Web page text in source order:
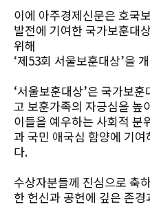
이에 아주경제신문은 호국
발전에 기여한 국가보훈대
위해
‘제53회 서울보훈대상’을
‘서울보훈대상’은 국가보
고 보훈가족의 자긍심을 높
이들을 예우하는 사회적 분
과 국민 애국심 함양에 기
다.
수상자분들께 진심으로 축
한 헌신과 공헌에 깊은 존